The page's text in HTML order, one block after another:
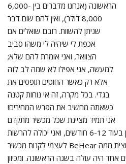
שניתן להשוות. רובם שואלים אם
אכפת לי שיהיה לי משהו סביב
הצוואר, ואני אומרת להם שלא;
למעשה, אני אפילו לא שמה לב לזה
אלא רק כאשר החוטים תופסים את
בגדי. בכל מקרה, זה אי נוחות קטנה
כשאתה מחשיב את הפרש המחירים!
אני תמיד מציינת שכל מכשיר מתקדם
טכנולוגית עתיד להיות מיושן בעוד 6-12 חודשים, ואני יכולה להרשות
לעצמי לקנות מכשיר BeHear חדש כל שנה למשך כל חיי במחצית ממה
אחד היה עולה בשנה הראשונה. ומכיוון
מוטרדת מהסוללות הקטנות והמעצבנות
האלה שמתות בדיוק בזמן הלא נכון.